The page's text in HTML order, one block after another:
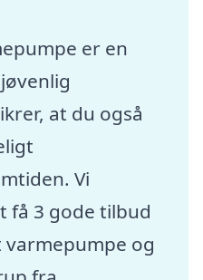
er en
at du også
Vi
få 3 gode tilbud
og